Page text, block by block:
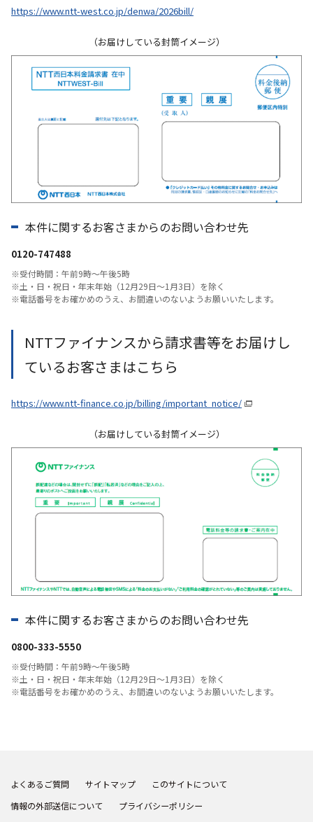
https://www.ntt-west.co.jp/denwa/2026bill/
（お届けしている封筒イメージ）
本件に関するお客さまからのお問い合わせ先
0120-747488
※受付時間：午前9時～午後5時
※土・日・祝日・年末年始（12月29日〜1月3日）を除く
※電話番号をお確かめのうえ、お間違いのないようお願いいたします。
NTTファイナンスから請求書等をお届けし
ているお客さまはこちら
https://www.ntt-finance.co.jp/billing/important_notice/
（お届けしている封筒イメージ）
本件に関するお客さまからのお問い合わせ先
0800-333-5550
※受付時間：午前9時～午後5時
※土・日・祝日・年末年始（12月29日〜1月3日）を除く
※電話番号をお確かめのうえ、お間違いのないようお願いいたします。
よくあるご質問 サイトマップ
このサイトについて
情報の外部送信について
プライバシーポリシー